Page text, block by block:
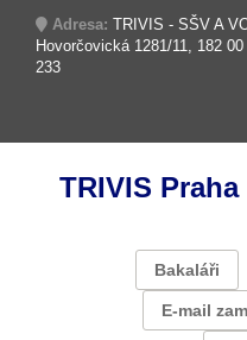
Adresa: TRIVIS - SŠV A
Hovorčovická 1281/11, 182
233
TRIVIS Praha
Bakaláři
E-mail